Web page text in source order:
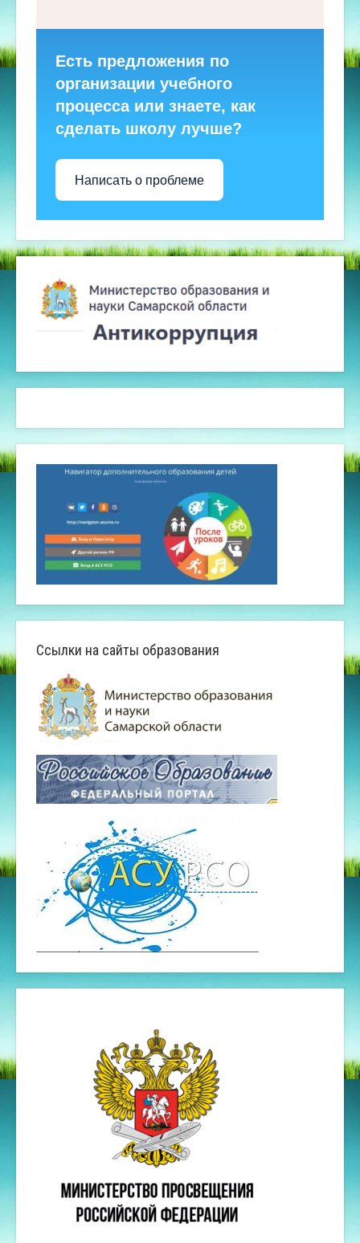
Есть предложения по
организации учебного
процесса или знаете, как
сделать школу лучше?
Написать о проблеме
Ссылки на сайты образования